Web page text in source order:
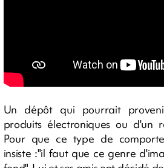
Un dépôt qui pourrait
produits électroniques ou d'un
Pour que ce type de
insiste :"il faut que ce genre